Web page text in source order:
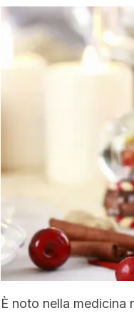
È noto nella medicina